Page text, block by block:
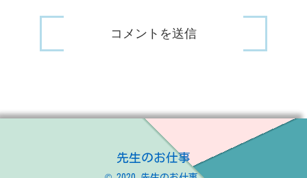
先生のお仕事